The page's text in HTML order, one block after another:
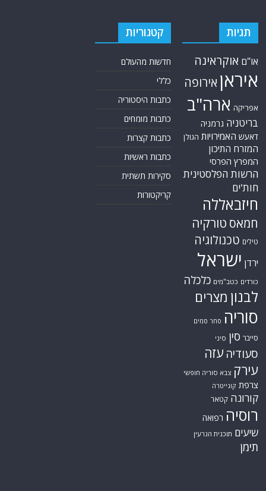
תגיות
או"ם אוקראינה
איראן אירופה
אפריקה ארה"ב
בריטניה גרמניה
דאעש האמירויות הגולן
המזרח התיכון
המפרץ הפרסי
הרשות הפלסטינית
חות'ים
חיזבאללה
חמאס טורקיה
טילים טכנולוגיה
ירדן ישראל
כורדים כטב"מים כלכלה
לבנון מצרים
סוריה סחר סמים
סייבר סין סיני
סעודיה עזה
עירק צבא סוריה חופשי
צרפת קונייטרה
קורונה קטאר
רוסיה רפואה
שיעים תוכנית הגרעין
תימן
קטגוריות
חדשות מהעולם
כללי
כתבות היסטוריה
כתבות מומחים
כתבות קצרות
כתבות ראשיות
סקירות תשתית
קריקטורות